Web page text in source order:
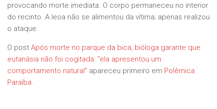
provocando morte imediata. O corpo permaneceu no interior
do recinto. A leoa não se alimentou da vítima; apenas realizou
o ataque.
O post Após morte no parque da bica, bióloga garante que
eutanásia não foi cogitada: “ela apresentou um
comportamento natural” apareceu primeiro em Polêmica
Paraíba.